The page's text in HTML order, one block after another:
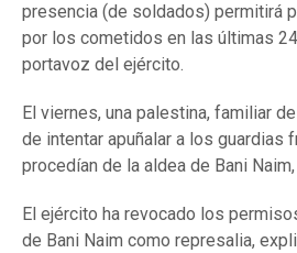
presencia (de soldados) permitirá
por los cometidos en las últimas
portavoz del ejército.
El viernes, una palestina, familiar
de intentar apuñalar a los
procedían de la aldea de Bani
El ejército ha revocado los
de Bani Naim como represalia,